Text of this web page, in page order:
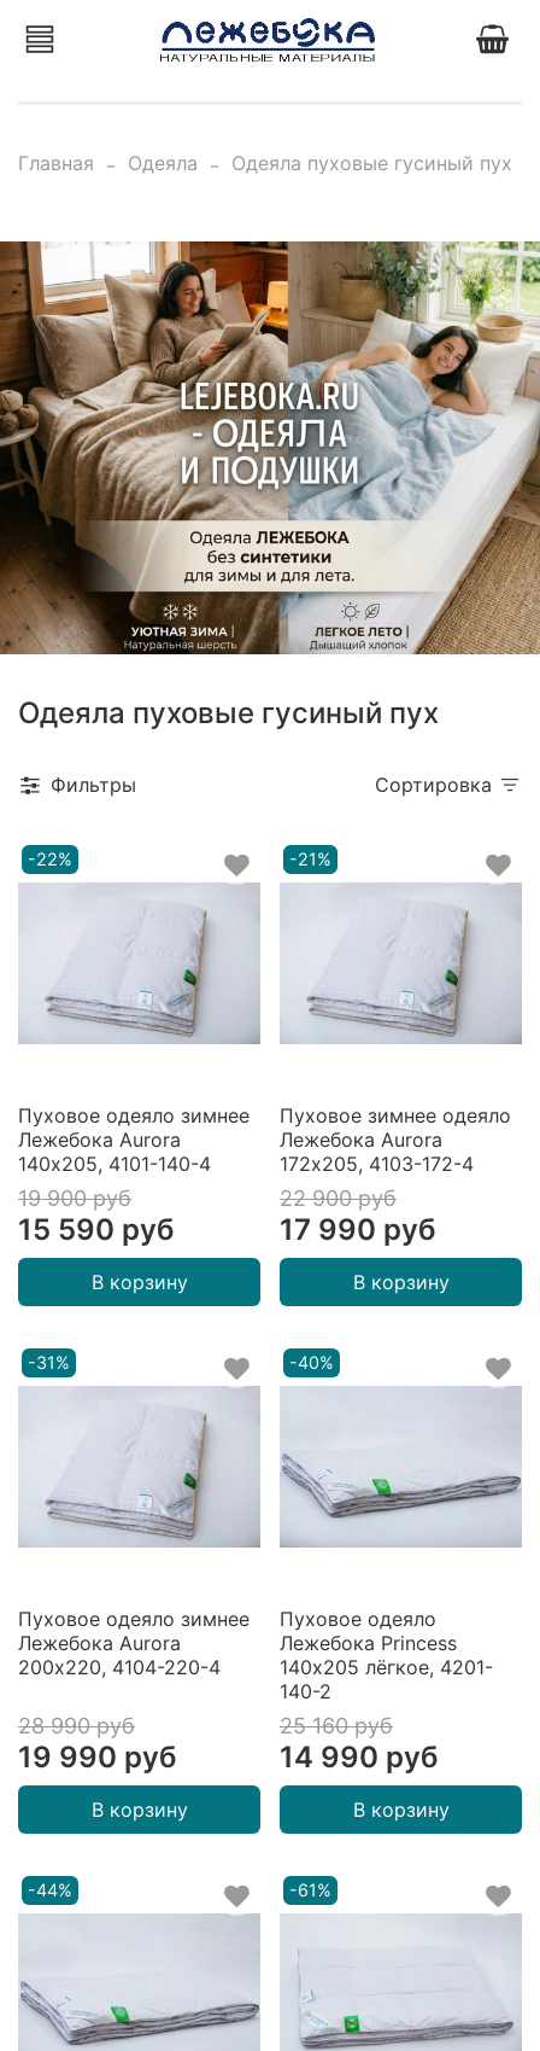
Главная Одеяла Одеяла пуховые гусиный пух
Одеяла пуховые гусиный пух
Фильтры Сортировка
-22%
Пуховое одеяло зимнее
Лежебока Aurora
140х205, 4101-140-4
19 900 руб
15 590 руб
В корзину
-21%
Пуховое зимнее одеяло
Лежебока Aurora
172х205, 4103-172-4
22 900 руб
17 990 руб
В корзину
-31%
Пуховое одеяло зимнее
Лежебока Aurora
200х220, 4104-220-4
28 990 руб
19 990 руб
В корзину
-40%
Пуховое одеяло
Лежебока Princess
140х205 лёгкое, 4201-
140-2
25 160 руб
14 990 руб
В корзину
-44% -61%